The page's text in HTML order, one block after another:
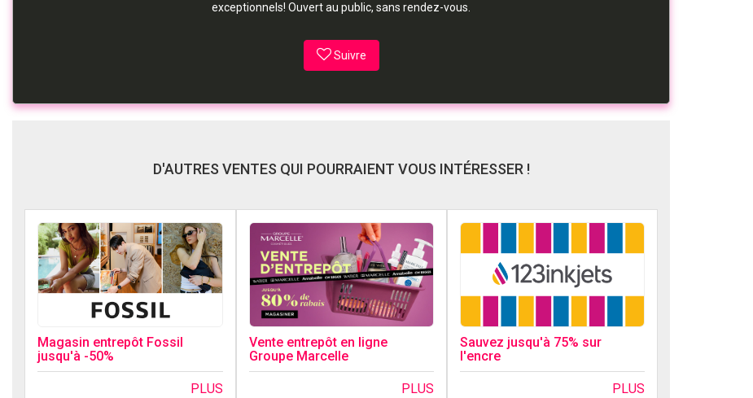
exceptionnels! Ouvert au public, sans rendez-vous.
Suivre
D'AUTRES VENTES QUI POURRAIENT VOUS INTÉRESSER !
Magasin entrepôt Fossil
jusqu'à -50%
PLUS
Vente entrepôt en ligne
Groupe Marcelle
PLUS
Sauvez jusqu'à 75% sur
l'encre
PLUS